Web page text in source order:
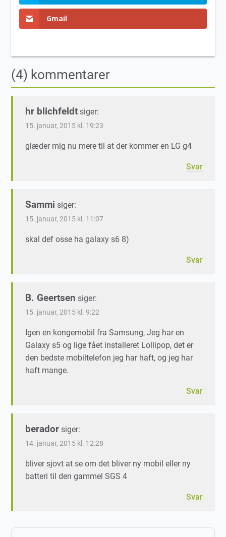
Gmail
(4) kommentarer
hr blichfeldt siger:
15. januar, 2015 kl. 19:23
glæder mig nu mere til at der kommer en LG g4
Svar
Sammi siger:
15. januar, 2015 kl. 11:07
skal def osse ha galaxy s6 8)
Svar
B. Geertsen siger:
15. januar, 2015 kl. 9:22
Igen en kongemobil fra Samsung, Jeg har en
Galaxy s5 og lige fået installeret Lollipop, det er
den bedste mobiltelefon jeg har haft, og jeg har
haft mange.
Svar
berador siger:
14. januar, 2015 kl. 12:28
bliver sjovt at se om det bliver ny mobil eller ny
batteri til den gammel SGS 4
Svar